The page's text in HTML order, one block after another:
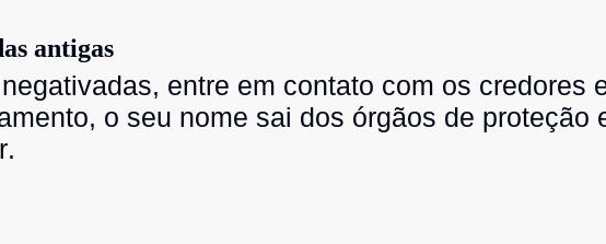
antigas
entre em contato com os credores
o seu nome sai dos órgãos de proteção